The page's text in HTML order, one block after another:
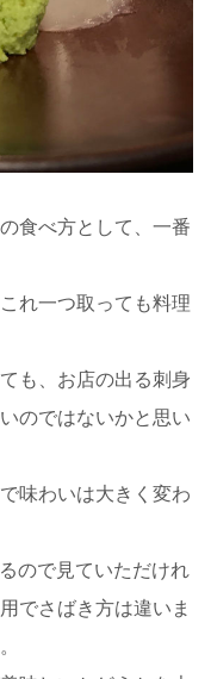
食べ方として、一番
れ一つ取っても料理
も、お店の出る刺身
のではないかと思い
味わいは大きく変わ
ので見ていただけれ
でさばき方は違いま